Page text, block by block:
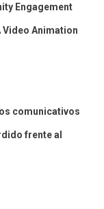
Engagement
Video Animation
comunicativos
frente al